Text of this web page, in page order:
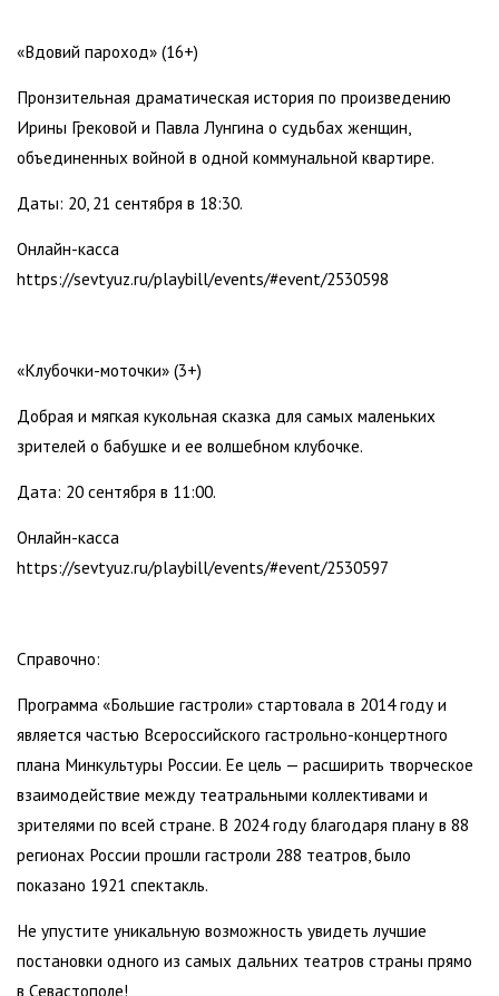
«Вдовий пароход» (16+)
Пронзительная драматическая история по произведению
Ирины Грековой и Павла Лунгина о судьбах женщин,
объединенных войной в одной коммунальной квартире.
Даты: 20, 21 сентября в 18:30.
Онлайн-касса
https://sevtyuz.ru/playbill/events/#event/2530598
«Клубочки-моточки» (3+)
Добрая и мягкая кукольная сказка для самых маленьких
зрителей о бабушке и ее волшебном клубочке.
Дата: 20 сентября в 11:00.
Онлайн-касса
https://sevtyuz.ru/playbill/events/#event/2530597
Справочно:
Программа «Большие гастроли» стартовала в 2014 году и
является частью Всероссийского гастрольно-концертного
плана Минкультуры России. Ее цель — расширить творческое
взаимодействие между театральными коллективами и
зрителями по всей стране. В 2024 году благодаря плану в 88
регионах России прошли гастроли 288 театров, было
показано 1921 спектакль.
Не упустите уникальную возможность увидеть лучшие
постановки одного из самых дальних театров страны прямо
в Севастополе!